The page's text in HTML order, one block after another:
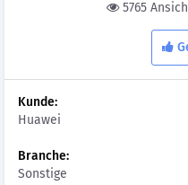
5765
Kunde:
Huawei
Branche:
Sonstige